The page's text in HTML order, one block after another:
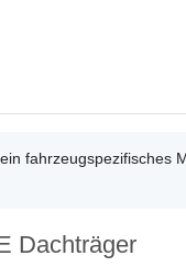
fahrzeugspezifisches
Dachträger